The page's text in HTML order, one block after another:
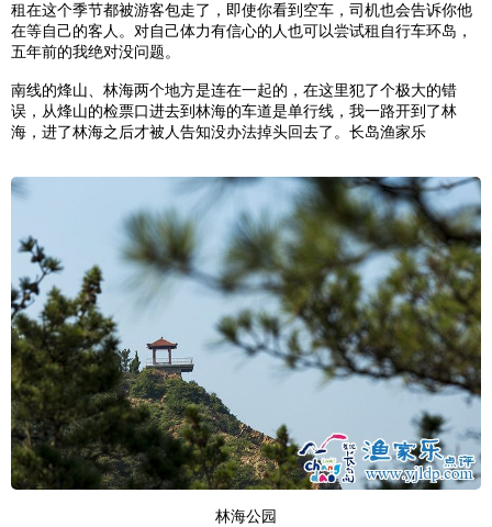
租在这个季节都被游客包走了，即使你看到空车，司机也会告诉你他
在等自己的客人。对自己体力有信心的人也可以尝试租自行车环岛，
五年前的我绝对没问题。
南线的烽山、林海两个地方是连在一起的，在这里犯了个极大的错
误，从烽山的检票口进去到林海的车道是单行线，我一路开到了林
海，进了林海之后才被人告知没办法掉头回去了。 长岛渔家乐
林海公园